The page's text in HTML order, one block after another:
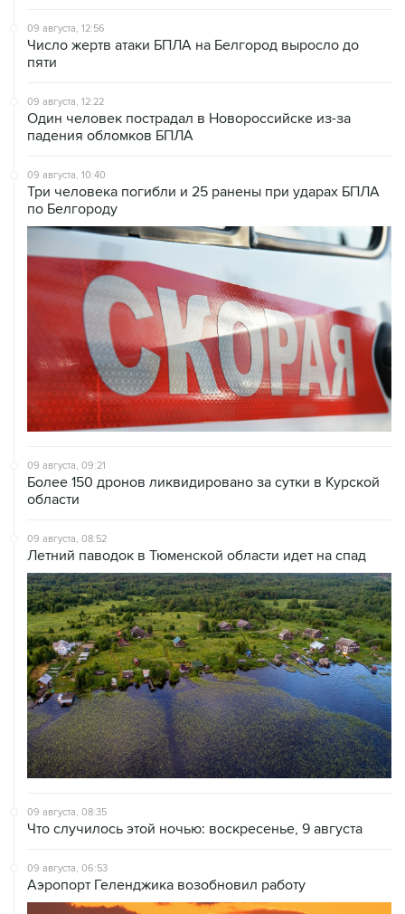
09 августа, 12:56
Число жертв атаки БПЛА на Белгород выросло до
пяти
09 августа, 12:22
Один человек пострадал в Новороссийске из-за
падения обломков БПЛА
09 августа, 10:40
Три человека погибли и 25 ранены при ударах БПЛА
по Белгороду
09 августа, 09:21
Более 150 дронов ликвидировано за сутки в Курской
области
09 августа, 08:52
Летний паводок в Тюменской области идет на спад
09 августа, 08:35
Что случилось этой ночью: воскресенье, 9 августа
09 августа, 06:53
Аэропорт Геленджика возобновил работу